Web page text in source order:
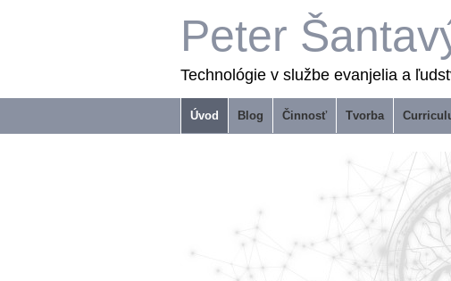
Peter
Technológie v službe evanjelia a
Úvod Blog Činnosť Tvorba